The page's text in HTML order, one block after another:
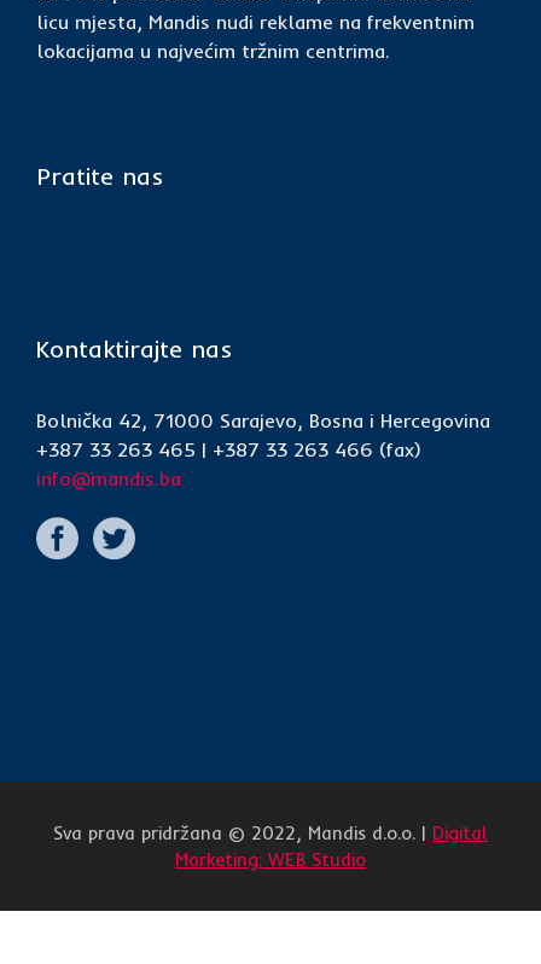
licu mjesta, Mandis nudi reklame na frekventnim
lokacijama u najvećim tržnim centrima.
Pratite nas
Kontaktirajte nas
Bolnička 42, 71000 Sarajevo, Bosna i Hercegovina
+387 33 263 465 | +387 33 263 466 (fax)
info@mandis.ba
Sva prava pridržana © 2022, Mandis d.o.o. | Digital
Marketing: WEB Studio